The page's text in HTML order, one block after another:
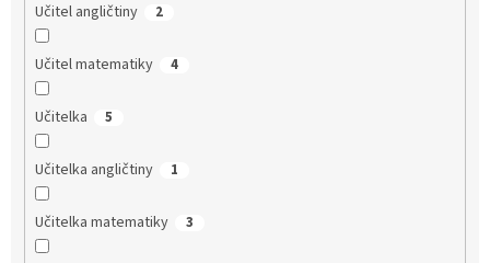
Učitel angličtiny 2
Učitel matematiky 4
Učitelka 5
Učitelka angličtiny 1
Učitelka matematiky 3